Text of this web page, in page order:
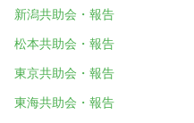
新潟共助会・報告
松本共助会・報告
東京共助会・報告
東海共助会・報告